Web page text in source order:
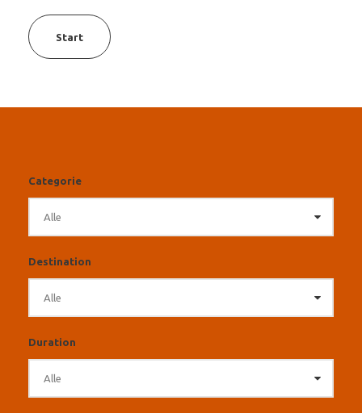
Start
Categorie
Destination
Duration